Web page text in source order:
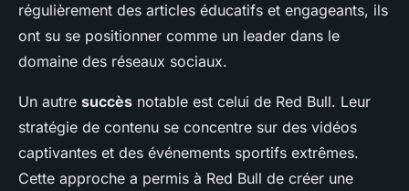
régulièrement des articles éducatifs et engageants, ils
ont su se positionner comme un leader dans le
domaine des réseaux sociaux.
Un autre succès notable est celui de Red Bull. Leur
stratégie de contenu se concentre sur des vidéos
captivantes et des événements sportifs extrêmes.
Cette approche a permis à Red Bull de créer une